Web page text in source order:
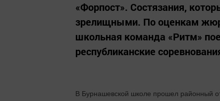
«Форпост». Состязания,
зрелищными. По оценкам
школьная команда «Ритм»
республиканские
В Бурнашевской школе прошел районный